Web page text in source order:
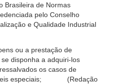
Brasileira de Normas
pelo Conselho
e Qualidade Industrial
ou a prestação de
disponha a adquiri-los
os casos de
leis especiais; (Redação